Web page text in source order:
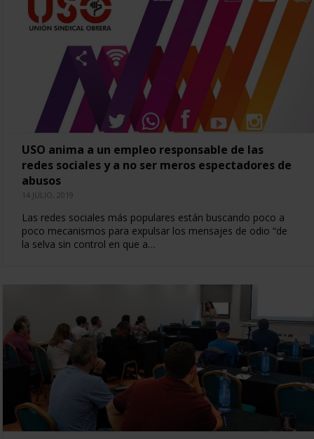
USO anima a un empleo responsable de las
redes sociales y a no ser meros espectadores de
abusos
14 JULIO, 2019
Las redes sociales más populares están buscando poco a
poco mecanismos para expulsar los mensajes de odio “de
la selva sin control en que a…